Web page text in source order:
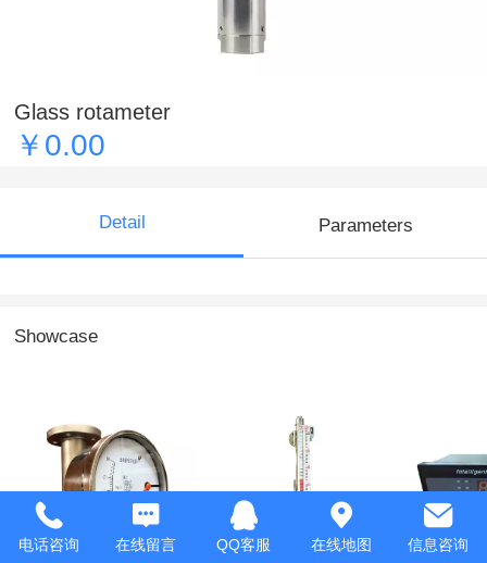
Glass rotameter
￥0.00
Detail Parameters
Showcase
Metal tube
Magnetic fioat level
Flow
电话咨询 在线留言 QQ客服 在线地图 信息咨询